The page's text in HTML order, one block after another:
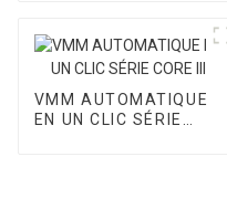
VMM AUTOMATIQUE
EN UN CLIC SÉRIE